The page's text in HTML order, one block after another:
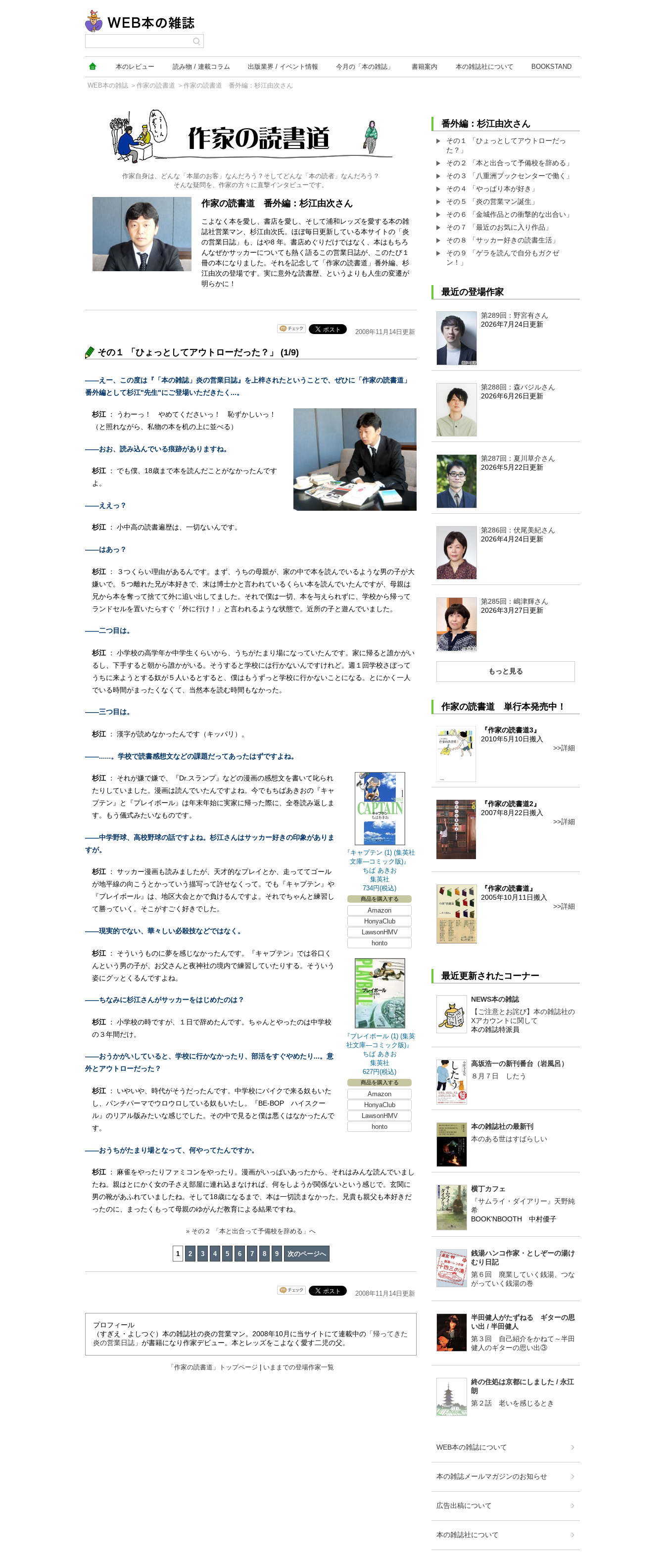
本のレビュー 読み物 連載コラム 出版業界 イベント情報 今月の 「本の雑誌」 書籍案内 本の雑誌社について BOOKSTAND
WEB本の雑誌 ＞ 作家の読書道 ＞作家の読書道 番外編：杉江由次さん
作家の読書道作家自身は、どんな「本屋のお客」なんだろう？そしてどんな「本の読者」なんだろう？
そんな疑問を、作家の方々に直撃インタビューです。
作家の読書道 番外編：杉江由次さん
こよなく本を愛し、書店を愛し、そして浦和レッズを愛する本の雑
誌社営業マン、杉江由次氏。ほぼ毎日更新している本サイトの「炎
の営業日誌」も、はや8 年。書店めぐりだけではなく、本はもちろ
んなぜかサッカーについても熱く語るこの営業日誌が、このたび１
冊の本になりました。それを記念して「作家の読書道」番外編、杉
江由次の登場です。実に意外な読書歴、というよりも人生の変遷が
明らかに！
2008年11月14日更新
その１ 「ひょっとしてアウトローだった？」 (1/9)
――えー、この度は『「本の雑誌」炎の営業日誌』を上梓されたということで、ぜひに「作家の読書道」
番外編として杉江"先生"にご登場いただきたく...。
杉江 ： うわーっ！ やめてくださいっ！ 恥ずかしいっ！
（と照れながら、私物の本を机の上に並べる）
――おお、読み込んでいる痕跡がありますね。
杉江： でも僕、18歳まで本を読んだことがなかったんです
よ。
――ええっ？
杉江： 小中高の読書遍歴は、一切ないんです。
――はあっ？
杉江 ： ３つくらい理由があるんです。まず、うちの母親が、家の中で本を読んでいるような男の子が大
嫌いで。５つ離れた兄が本好きで、末は博士かと言われているくらい本を読んでいたんですが、母親は
兄から本を奪って捨てて外に追い出してました。それで僕は一切、本を与えられずに、学校から帰って
ランドセルを置いたらすぐ「外に行け！」と言われるような状態で。近所の子と遊んでいました。
――二つ目は。
杉江 ： 小学校の高学年か中学生くらいから、うちがたまり場になっていたんです。家に帰ると誰かがい
るし、下手すると朝から誰かがいる。そうすると学校には行かないんですけれど。週１回学校さぼって
うちに来ようとする奴が５人いるとすると、僕はもうずっと学校に行かないことになる。とにかく一人
でいる時間がまったくなくて、当然本を読む時間もなかった。
――三つ目は。
杉江 ： 漢字が読めなかったんです（キッパリ）。
――......。学校で読書感想文などの課題だってあったはずですよね。
『キャプテン (1) (集英社
文庫―コミック版)』
ちば あきお
集英社
734円(税込)
商品を購入する
Amazon
HonyaClub
LawsonHMV
honto
『プレイボール (1) (集英
社文庫―コミック版)』
ちば あきお
集英社
627円(税込)
商品を購入する
Amazon
HonyaClub
LawsonHMV
honto
杉江： それが嫌で嫌で、『Dr.スランプ』などの漫画の感想文を書いて叱られ
たりしていました。漫画は読んでいたんですよね。今でもちばあきおの 『キャ
プテン』
と 『プレイボール』 は年末年始に実家に帰った際に、全巻読み返しま
す。もう儀式みたいなものです。
――中学野球、高校野球の話ですよね。杉江さんはサッカー好きの印象がありま
すが。
杉江： サッカー漫画も読みましたが、天才的なプレイとか、走っててゴール
が地平線の向こうとかっていう描写って許せなくって。でも『キャプテン』や
『プレイボール』は、地区大会とかで負けるんですよ。それでちゃんと練習し
て勝っていく。そこがすごく好きでした。
――現実的でない、華々しい必殺技などではなく。
杉江 ： そういうものに夢を感じなかったんです。『キャプテン』では谷口く
んという男の子が、お父さんと夜神社の境内で練習していたりする。そういう
姿にグッとくるんですよね。
――ちなみに杉江さんがサッカーをはじめたのは？
杉江 ： 小学校の時ですが、１日で辞めたんです。ちゃんとやったのは中学校
の３年間だけ。
――おうかがいしていると、学校に行かなかったり、部活をすぐやめたり...。意
外とアウトローだった？
杉江 ： いやいや、時代がそうだったんです。中学校にバイクで来る奴もいた
し、パンチパーマでウロウロしている奴もいたし。『BE-BOP ハイスクー
ル』のリアル版みたいな感じでした。その中で見ると僕は悪くはなかったんで
す。
――おうちがたまり場となって、何やってたんですか。
杉江 ： 麻雀をやったりファミコンをやったり。漫画がいっぱいあったから、それはみんな読んでいまし
たね。親はとにかく女の子さえ部屋に連れ込まなければ、何をしようが関係ないという感じで。玄関に
男の靴があふれていましたね。そして18歳になるまで、本は一切読まなかった。兄貴も親父も本好きだ
ったのに、まったくもって母親のゆがんだ教育による結果ですね。
» その２ 「本と出合って予備校を辞める」へ
1 2 3 4 5 6 7 8 9 次のページへ
2008年11月14日更新
プロフィール
（すぎえ・よしつぐ）本の雑誌社の炎の営業マン。2008年10月に当サイトにて連載中の 「帰ってきた
炎の営業日誌」 が書籍になり作家デビュー。本とレッズをこよなく愛す二児の父。
「作家の読書道」トップページ いままでの登場作家一覧
番外編：杉江由次さん
その１ 「ひょっとしてアウトローだっ
た？」
その２ 「本と出合って予備校を辞める」
その３ 「八重洲ブックセンターで働く」
その４ 「やっぱり本が好き」
その５ 「炎の営業マン誕生」
その６ 「金城作品との衝撃的な出合い」
その７ 「最近のお気に入り作品」
その８ 「サッカー好きの読書生活」
その９ 「ゲラを読んで自分もガクゼ
ン！」
最近の登場作家
第289回：野宮有さん
2026年7月24日更新
第288回：森バジルさん
2026年6月26日更新
第287回：夏川草介さん
2026年5月22日更新
第286回：伏尾美紀さん
2026年4月24日更新
第285回：嶋津輝さん
2026年3月27日更新
もっと見る
作家の読書道 単行本発売中！
『作家の読書道3』
2010年5月10日搬入
詳細
『作家の読書道2』
2007年8月22日搬入
詳細
『作家の読書道』
2005年10月11日搬入
詳細
最近更新されたコーナー
NEWS本の雑誌
【ご注意とお詫び】本の雑誌社の
Xアカウントに関して
本の雑誌特派員
高坂浩一の新刊番台（岩風呂）
８月７日 したう
本の雑誌社の最新刊
本のある世はすばらしい
横丁カフェ
『サムライ・ダイアリー』天野純
希
BOOK’NBOOTH 中村優子
銭湯ハンコ作家・としぞーの湯け
むり日記
第６回 廃業していく銭湯、つな
がっていく銭湯の巻
半田健人がたずねる ギターの思
い出 / 半田健人
第３回 自己紹介をかねて～半田
健人のギターの思い出③
終の住処は京都にしました / 永江
朗
第２話 老いを感じるとき
WEB本の雑誌について
本の雑誌メールマガジンのお知らせ
広告出稿について
本の雑誌社について